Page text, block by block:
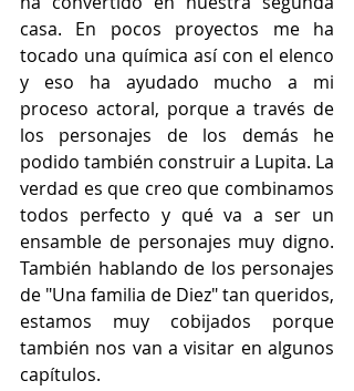
casa. En pocos proyectos me ha
tocado una química así con el elenco
y eso ha ayudado mucho a mi
proceso actoral, porque a través de
los personajes de los demás he
podido también construir a Lupita. La
verdad es que creo que combinamos
todos perfecto y qué va a ser un
ensamble de personajes muy digno.
También hablando de los personajes
de "Una familia de Diez" tan queridos,
estamos muy cobijados porque
también nos van a visitar en algunos
capítulos.